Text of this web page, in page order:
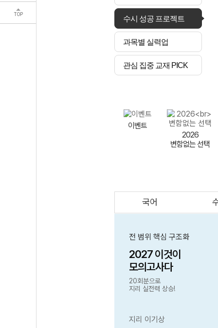
TOP
수시 성공 프로젝트
과목별 실력업
관심 집중 교재 PICK
이벤트
2026
변함없는 선택
국어
전 범위 핵심 구조화
2027 이것이
모의고사다
20회분으로
지리 실전력 상승!
지리 이기상